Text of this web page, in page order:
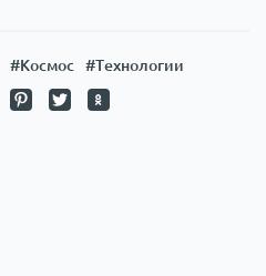
#Космос
#Технологии